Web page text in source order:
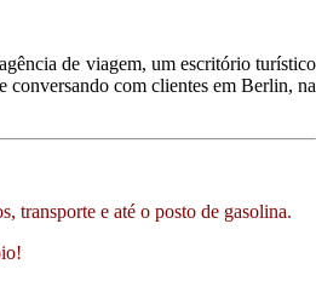
de viagem, um escritório turístico
conversando com clientes em Berlin, na
transporte e até o posto de gasolina.